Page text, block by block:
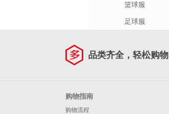
篮球服
足球服
品类齐全，轻松购物
购物指南
购物流程